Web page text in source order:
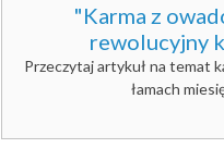
"Karma z
rewolucyjny
Przeczytaj artykuł na temat
łamach